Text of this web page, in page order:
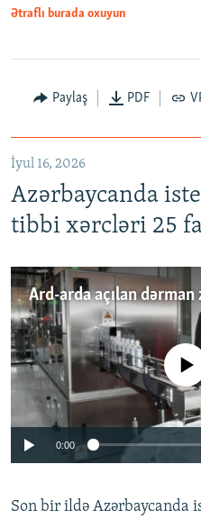
Ətraflı burada oxuyun
Paylaş PDF
İyul 16, 2026
Azərbaycanda
tibbi xərcləri 25
No media source
0:00
Son bir ildə Azərbaycanda